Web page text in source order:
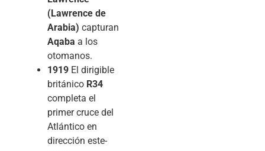
(Lawrence de
Arabia) capturan
Aqaba a los
otomanos.
1919 El dirigible
británico R34
completa el
primer cruce del
Atlántico en
dirección este-